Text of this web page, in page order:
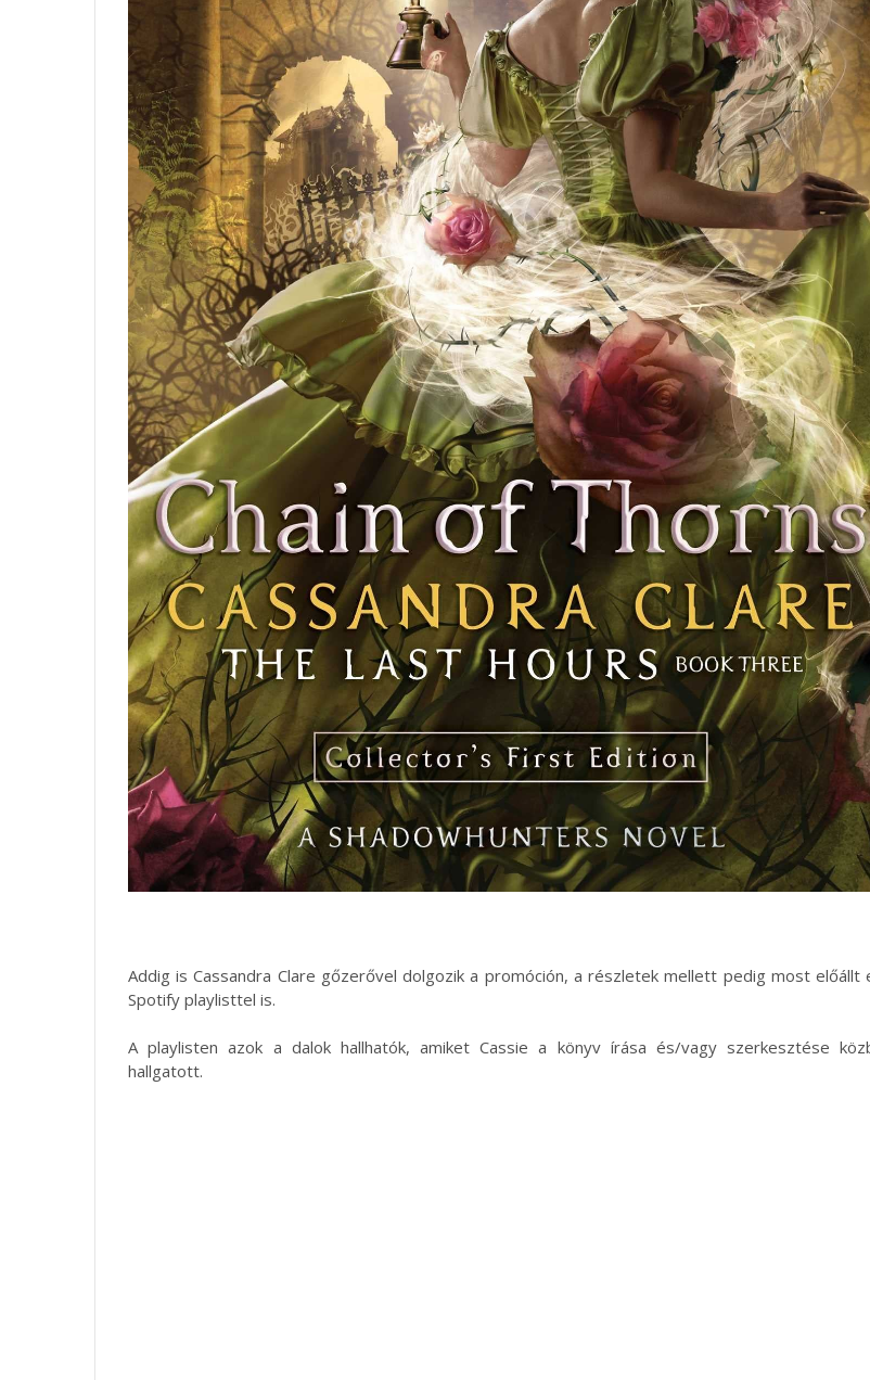
Addig is Cassandra Clare gőzerővel dolgozik a promóción, a részletek mellett pedig most előállt
Spotify playlisttel is.
A playlisten azok a dalok hallhatók, amiket Cassie a könyv írása és/vagy szerkesztése
hallgatott.